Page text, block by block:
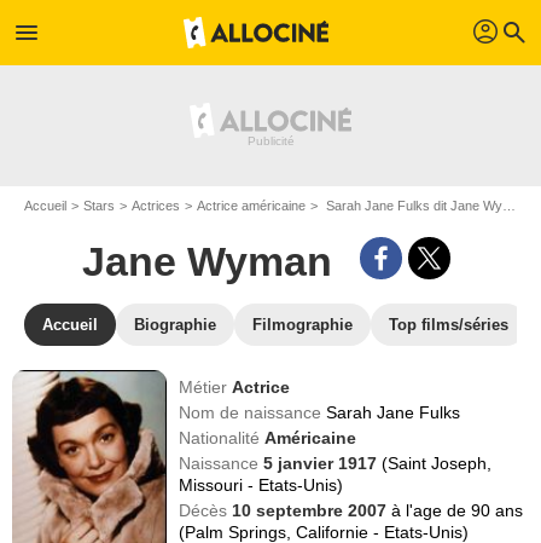
menu profil search
Accueil Stars Actrices Actrice américaine Sarah Jane Fulks dit Jane Wyman
Jane Wyman
Accueil Biographie Filmographie Top films/séries
MétierActrice
Nom de naissanceSarah Jane Fulks
NationalitéAméricaine
Naissance5 janvier 1917(Saint Joseph,
Missouri - Etats-Unis)
Décès 10 septembre 2007à l'age de 90 ans
(Palm Springs, Californie - Etats-Unis)